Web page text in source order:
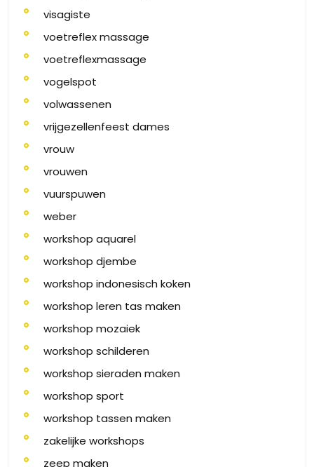
visagiste
voetreflex massage
voetreflexmassage
vogelspot
volwassenen
vrijgezellenfeest dames
vrouw
vrouwen
vuurspuwen
weber
workshop aquarel
workshop djembe
workshop indonesisch koken
workshop leren tas maken
workshop mozaiek
workshop schilderen
workshop sieraden maken
workshop sport
workshop tassen maken
zakelijke workshops
zeep maken